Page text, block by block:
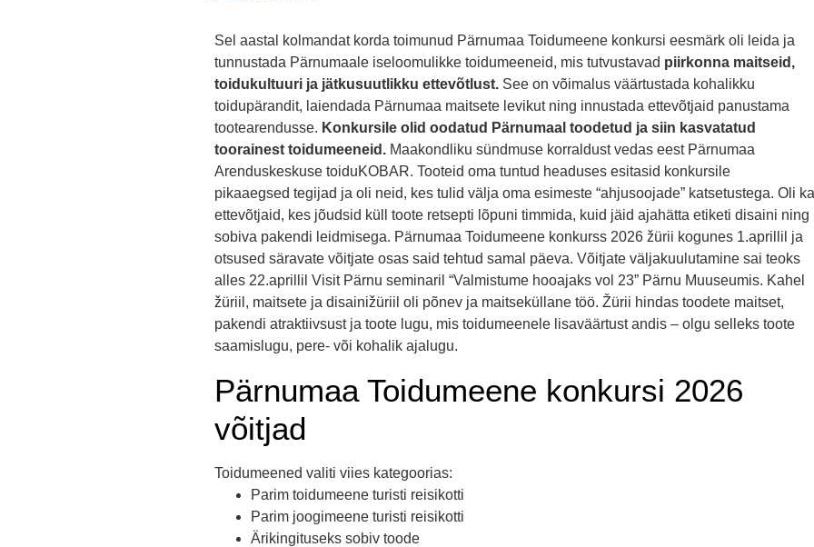
Sel aastal kolmandat korda toimunud Pärnumaa Toidumeene konkursi eesmärk oli leida ja
tunnustada Pärnumaale iseloomulikke toidumeeneid, mis tutvustavad piirkonna maitseid,
toidukultuuri ja jätkusuutlikku ettevõtlust. See on võimalus väärtustada kohalikku
toidupärandit, laiendada Pärnumaa maitsete levikut ning innustada ettevõtjaid panustama
tootearendusse. Konkursile olid oodatud Pärnumaal toodetud ja siin kasvatatud
toorainest toidumeeneid. Maakondliku sündmuse korraldust vedas eest Pärnumaa
Arenduskeskuse toiduKOBAR. Tooteid oma tuntud headuses esitasid konkursile
pikaaegsed tegijad ja oli neid, kes tulid välja oma esimeste “ahjusoojade” katsetustega. Oli ka
ettevõtjaid, kes jõudsid küll toote retsepti lõpuni timmida, kuid jäid ajahätta etiketi disaini ning
sobiva pakendi leidmisega. Pärnumaa Toidumeene konkurss 2026 žürii kogunes 1.aprillil ja
otsused säravate võitjate osas said tehtud samal päeva. Võitjate väljakuulutamine sai teoks
alles 22.aprillil Visit Pärnu seminaril “Valmistume hooajaks vol 23” Pärnu Muuseumis. Kahel
žüriil, maitsete ja disainižüriil oli põnev ja maitseküllane töö. Žürii hindas toodete maitset,
pakendi atraktiivsust ja toote lugu, mis toidumeenele lisaväärtust andis – olgu selleks toote
saamislugu, pere- või kohalik ajalugu.
Pärnumaa Toidumeene konkursi 2026
võitjad
Toidumeened valiti viies kategoorias:
Parim toidumeene turisti reisikotti
Parim joogimeene turisti reisikotti
Ärikingituseks sobiv toode